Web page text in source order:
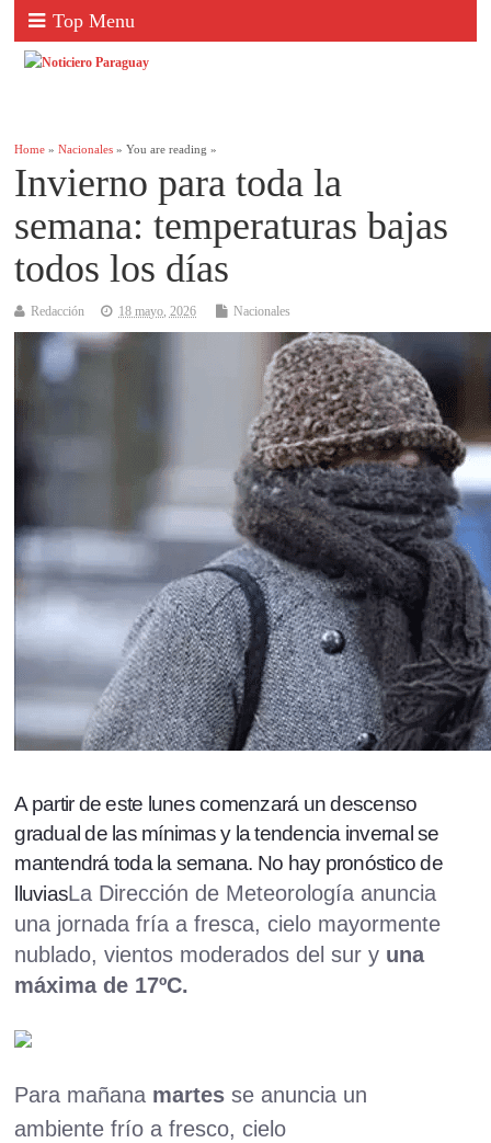
Top Menu
Home »Nacionales » You are reading »
Invierno para toda la
semana: temperaturas bajas
todos los días
Redacción 18 mayo, 2026 Nacionales
A partir de este lunes comenzará un descenso
gradual de las mínimas y la tendencia invernal se
mantendrá toda la semana. No hay pronóstico de
lluviasLa Dirección de Meteorología anuncia
una jornada fría a fresca, cielo mayormente
nublado, vientos moderados del sur y una
máxima de 17ºC.
Para mañana martesse anuncia un
ambiente frío a fresco, cielo